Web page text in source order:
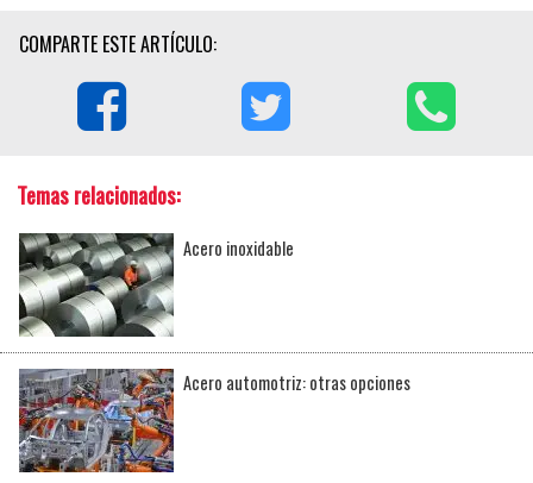
COMPARTE ESTE ARTÍCULO:
Temas relacionados:
Acero inoxidable
Acero automotriz: otras opciones